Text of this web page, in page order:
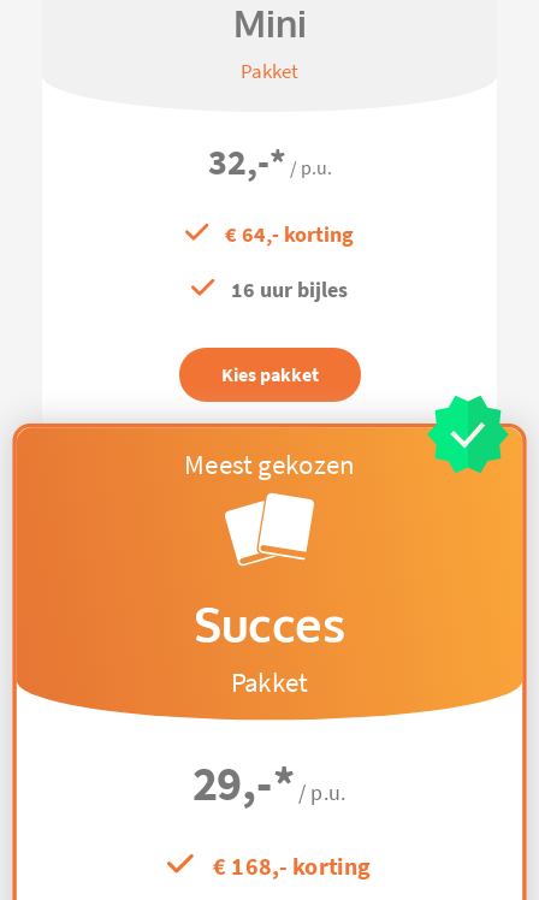
Mini
Pakket
32,-* / p.u.
€ 64,- korting
16 uur bijles
Kies pakket
Succes
Pakket
29,-* / p.u.
€ 168,- korting